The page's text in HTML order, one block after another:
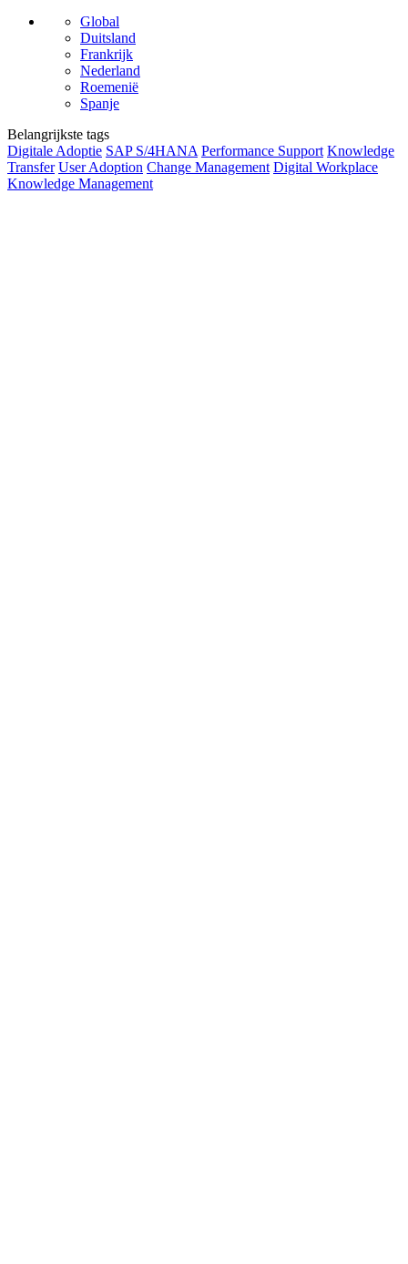
Global
Duitsland
Frankrijk
Nederland
Roemenië
Spanje
Belangrijkste tags
Digitale Adoptie SAP S/4HANA Performance Support Knowledge
Transfer User Adoption Change Management Digital Workplace
Knowledge Management